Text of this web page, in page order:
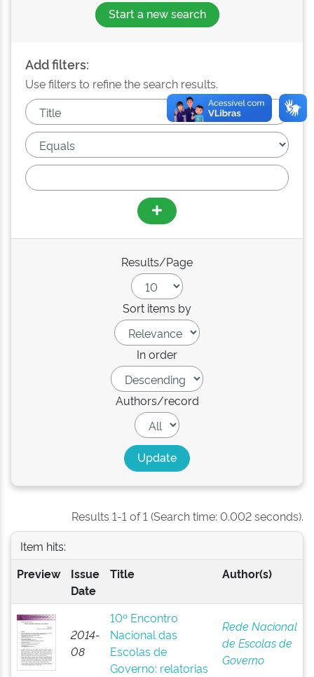
Start a new search
Add filters:
Use filters to refine the search results.
Results/Page
Sort items by
In order
Authors/record
Results 1-1 of 1 (Search time: 0.002 seconds).
Item hits:
Preview
Issue
Date
Title Author(s)
2014-
08
10º Encontro
Nacional das
Escolas de
Governo: relatorias
Rede Nacional
de Escolas de
Governo